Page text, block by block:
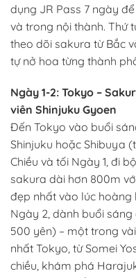
dụng JR Pass 7 ngày
và trong nội thành. Thứ
theo dõi sakura từ Bắc
tự nở hoa từng thành
Ngày 1-2: Tokyo –
viên Shinjuku Gyoen
Đến Tokyo vào buổi
Shinjuku hoặc Shibuya
Chiều và tối Ngày 1, đi
sakura dài hơn 800m
đẹp nhất vào lúc hoàng
Ngày 2, dành buổi
500 yên) – một trong
nhất Tokyo, từ Somei
chiều, khám phá